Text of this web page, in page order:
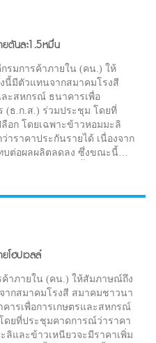
ตันละ1.5หมื่น
รมการค้าภายใน (คน.) ให้
นี้มีตัวแทนจากสมาคมโรงสี
ะสหกรณ์ ธนาคารเพื่อ
(ธ.ก.ส.) ร่วมประชุม โดยที่
อก โดยเฉพาะข้าวหอมมะลิ
าราคาประกันรายได้ เนื่องจาก
บต่อผลผลิตลดลง ซึ่งขณะนี้
โฮปเวลล์
าภายใน (คน.) ให้สัมภาษณ์ถึง
ากสมาคมโรงสี สมาคมชาวนา
ารเพื่อการเกษตรและสหกรณ์
ดยที่ประชุมคาดการณ์ว่าราคา
ลิและข้าวเหนียวจะมีราคาเพิ่ม